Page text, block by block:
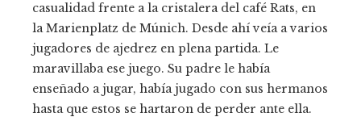
casualidad frente a la cristalera del café Rats, en
la Marienplatz de Múnich. Desde ahí veía a varios
jugadores de ajedrez en plena partida. Le
maravillaba ese juego. Su padre le había
enseñado a jugar, había jugado con sus hermanos
hasta que estos se hartaron de perder ante ella.